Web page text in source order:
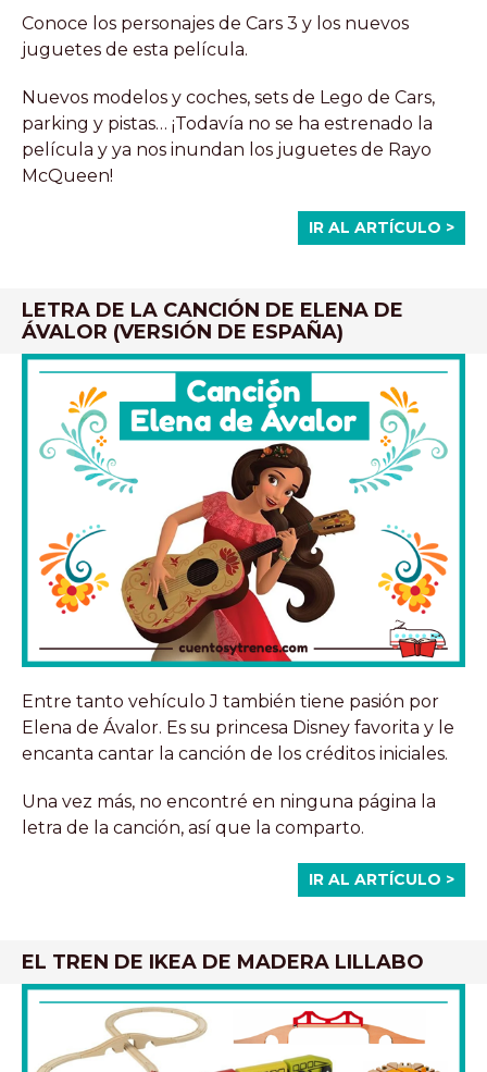
Conoce los personajes de Cars 3 y los nuevos
juguetes de esta película.
Nuevos modelos y coches, sets de Lego de Cars,
parking y pistas… ¡Todavía no se ha estrenado la
película y ya nos inundan los juguetes de Rayo
McQueen!
IR AL ARTÍCULO >
LETRA DE LA CANCIÓN DE ELENA DE
ÁVALOR (VERSIÓN DE ESPAÑA)
Entre tanto vehículo J también tiene pasión por
Elena de Ávalor. Es su princesa Disney favorita y le
encanta cantar la canción de los créditos iniciales.
Una vez más, no encontré en ninguna página la
letra de la canción, así que la comparto.
IR AL ARTÍCULO >
EL TREN DE IKEA DE MADERA LILLABO